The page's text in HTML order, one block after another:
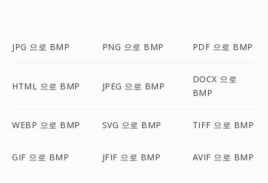
JPG 으로 BMP PNG 으로 BMP PDF 으로 BMP
HTML 으로 BMP JPEG 으로 BMP
DOCX 으로
BMP
WEBP 으로 BMP SVG 으로 BMP TIFF 으로 BMP
GIF 으로 BMP JFIF 으로 BMP AVIF 으로 BMP